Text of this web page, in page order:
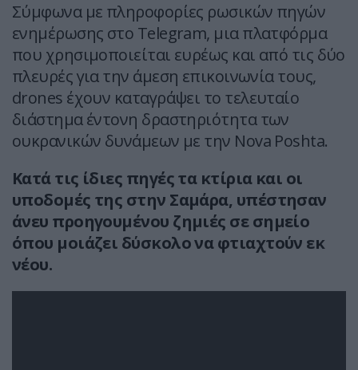
Σύμφωνα με πληροφορίες ρωσικών πηγών
ενημέρωσης στο Telegram, μια πλατφόρμα
που χρησιμοποιείται ευρέως και από τις δύο
πλευρές για την άμεση επικοινωνία τους,
drones έχουν καταγράψει το τελευταίο
διάστημα έντονη δραστηριότητα των
ουκρανικών δυνάμεων με την Nova Poshta.
Κατά τις ίδιες πηγές τα κτίρια και οι
υποδομές της στην Σαμάρα, υπέστησαν
άνευ προηγουμένου ζημιές σε σημείο
όπου μοιάζει δύσκολο να φτιαχτούν εκ
νέου.